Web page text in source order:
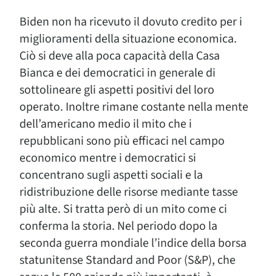
Biden non ha ricevuto il dovuto credito per i
miglioramenti della situazione economica.
Ciò si deve alla poca capacità della Casa
Bianca e dei democratici in generale di
sottolineare gli aspetti positivi del loro
operato. Inoltre rimane costante nella mente
dell’americano medio il mito che i
repubblicani sono più efficaci nel campo
economico mentre i democratici si
concentrano sugli aspetti sociali e la
ridistribuzione delle risorse mediante tasse
più alte. Si tratta però di un mito come ci
conferma la storia. Nel periodo dopo la
seconda guerra mondiale l’indice della borsa
statunitense Standard and Poor (S&P), che